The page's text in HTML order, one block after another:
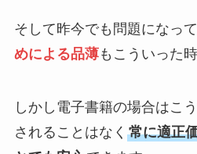
そして昨今でも問題になっ
めによる品薄もこういった
しかし電子書籍の場合はこ
されることはなく 常に適正